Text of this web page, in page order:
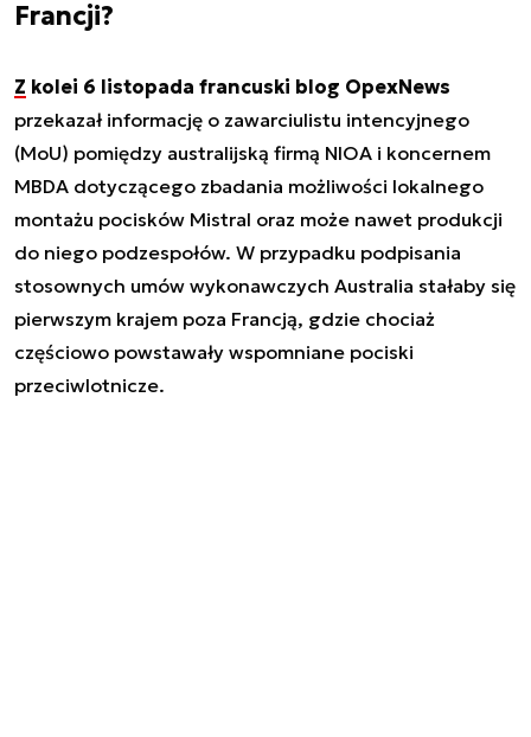
Francji?
Z kolei 6 listopada francuski blog OpexNews
przekazał informację o zawarciulistu intencyjnego
(MoU) pomiędzy australijską firmą NIOA i koncernem
MBDA dotyczącego zbadania możliwości lokalnego
montażu pocisków Mistral oraz może nawet produkcji
do niego podzespołów. W przypadku podpisania
stosownych umów wykonawczych Australia stałaby się
pierwszym krajem poza Francją, gdzie chociaż
częściowo powstawały wspomniane pociski
przeciwlotnicze.